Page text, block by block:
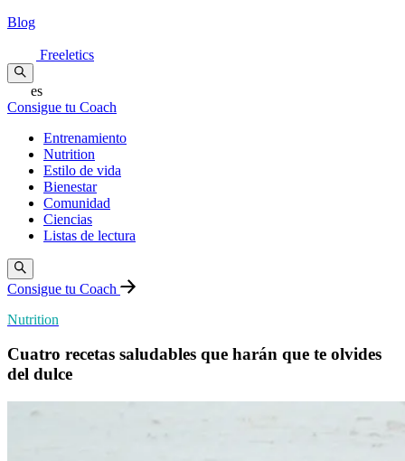
Blog
Freeletics
es
Consigue tu Coach
Entrenamiento
Nutrition
Estilo de vida
Bienestar
Comunidad
Ciencias
Listas de lectura
Consigue tu Coach
Nutrition
Cuatro recetas saludables que harán que te olvides
del dulce